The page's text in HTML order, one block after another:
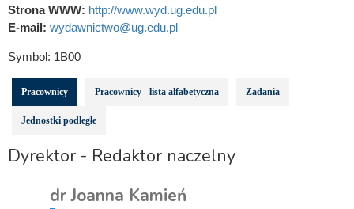
Strona WWW: http://www.wyd.ug.edu.pl
E-mail: wydawnictwo@ug.edu.pl
Symbol: 1B00
Pracownicy Pracownicy - lista alfabetyczna Zadania
Jednostki podległe
Dyrektor - Redaktor naczelny
dr Joanna Kamień